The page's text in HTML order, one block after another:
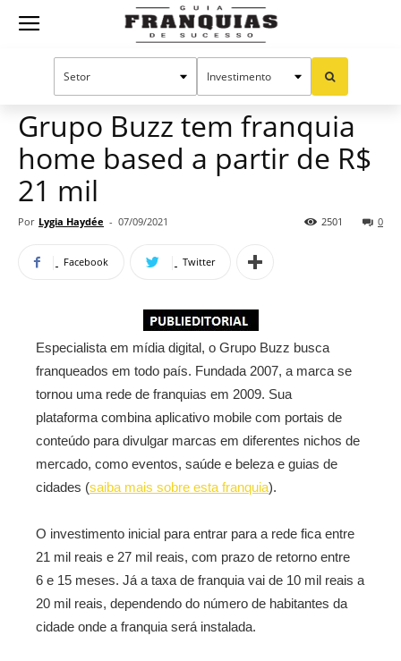
Guia
Mercado de franquias Publieditorial
Grupo Buzz tem franquia
home based a partir de R$
21 mil
Por Lygia Haydée - 07/09/2021 0
2501
Facebook Twitter
Especialista em mídia digital, o Grupo Buzz busca
franqueados em todo país. Fundada 2007, a marca se
tornou uma rede de franquias em 2009. Sua
plataforma combina aplicativo mobile com portais de
conteúdo para divulgar marcas em diferentes nichos de
mercado, como eventos, saúde e beleza e guias de
cidades (saiba mais sobre esta franquia).
O investimento inicial para entrar para a rede fica entre
21 mil reais e 27 mil reais, com prazo de retorno entre
6 e 15 meses. Já a taxa de franquia vai de 10 mil reais a
20 mil reais, dependendo do número de habitantes da
cidade onde a franquia será instalada.